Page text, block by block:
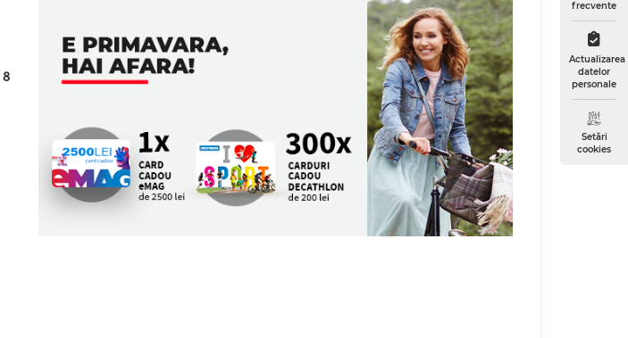
frecvente
Actualizarea
datelor
personale
Setări
cookies
8